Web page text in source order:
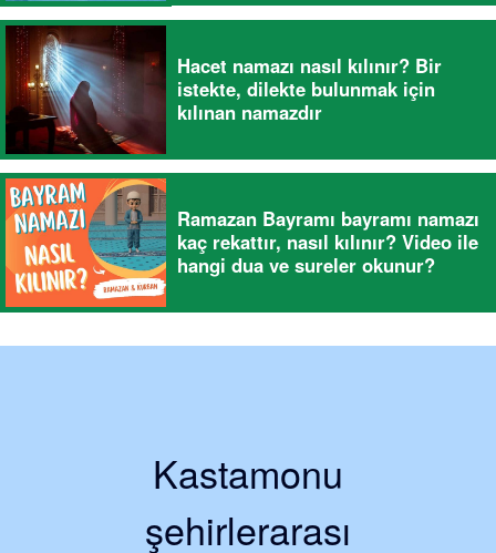
Hacet namazı nasıl kılınır? Bir
istekte, dilekte bulunmak için
kılınan namazdır
Ramazan Bayramı bayramı namazı
kaç rekattır, nasıl kılınır? Video ile
hangi dua ve sureler okunur?
Kastamonu
şehirlerarası